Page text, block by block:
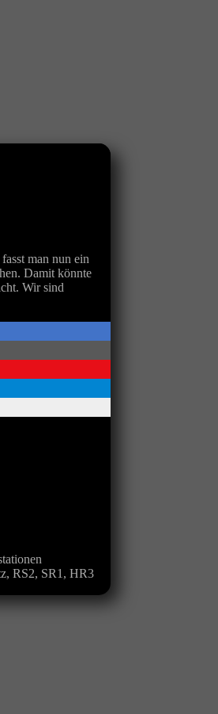
man nun ein
Damit könnte
Wir sind
RS2, SR1, HR3